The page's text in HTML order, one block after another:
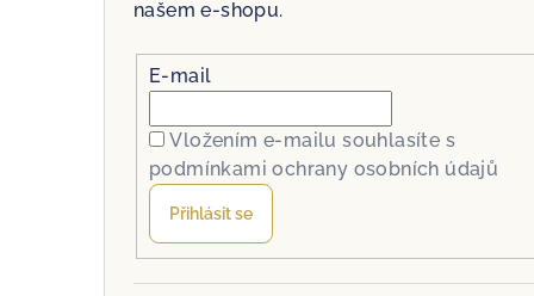
našem e-shopu.
E-mail
Vložením e-mailu souhlasíte s
podmínkami ochrany osobních údajů
Přihlásit se